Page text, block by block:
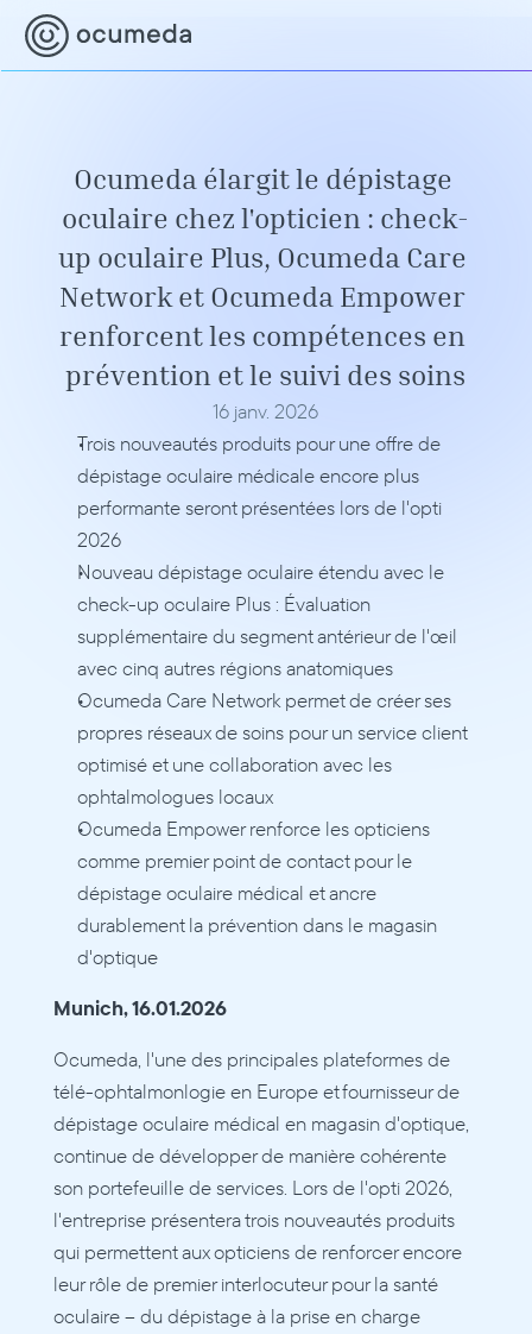
Ocumeda élargit le dépistage
oculaire chez l'opticien : check-
up oculaire Plus, Ocumeda Care
Network et Ocumeda Empower
renforcent les compétences en
prévention et le suivi des soins
16 janv. 2026
Trois nouveautés produits pour une offre de
dépistage oculaire médicale encore plus
performante seront présentées lors de l'opti
2026
Nouveau dépistage oculaire étendu avec le
check-up oculaire Plus : Évaluation
supplémentaire du segment antérieur de l'œil
avec cinq autres régions anatomiques
Ocumeda Care Network permet de créer ses
propres réseaux de soins pour un service client
optimisé et une collaboration avec les
ophtalmologues locaux
Ocumeda Empower renforce les opticiens
comme premier point de contact pour le
dépistage oculaire médical et ancre
durablement la prévention dans le magasin
d'optique
Munich, 16.01.2026
Ocumeda, l'une des principales plateformes de
télé-ophtalmonlogie en Europe et fournisseur de
dépistage oculaire médical en magasin d'optique,
continue de développer de manière cohérente
son portefeuille de services. Lors de l'opti 2026,
l'entreprise présentera trois nouveautés produits
qui permettent aux opticiens de renforcer encore
leur rôle de premier interlocuteur pour la santé
oculaire – du dépistage à la prise en charge